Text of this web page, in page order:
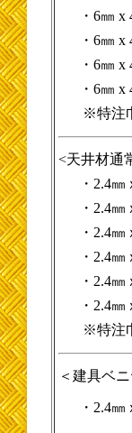
・6㎜ x
・6㎜ x
・6㎜ x
・6㎜ x
※特注
<天井材通
・2.4
・2.4
・2.4
・2.4
・2.4㎜
・2.4㎜
※特注
＜建具ベ
・2.4